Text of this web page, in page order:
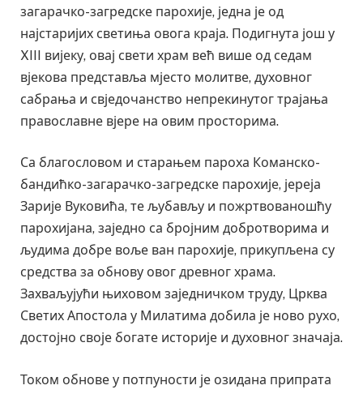
загарачко-загредске парохије, једна је од
најстаријих светиња овога краја. Подигнута још у
XIII вијеку, овај свети храм већ више од седам
вјекова представља мјесто молитве, духовног
сабрања и свједочанство непрекинутог трајања
православне вјере на овим просторима.
Са благословом и старањем пароха Команско-
бандићко-загарачко-загредске парохије, јереја
Заријe Вуковића, те љубављу и пожртвованошћу
парохијана, заједно са бројним добротворима и
људима добре воље ван парохије, прикупљена су
средства за обнову овог древног храма.
Захваљујући њиховом заједничком труду, Црква
Светих Апостола у Милатима добила је ново рухо,
достојно своје богате историје и духовног значаја.
Током обнове у потпуности је озидана припрата